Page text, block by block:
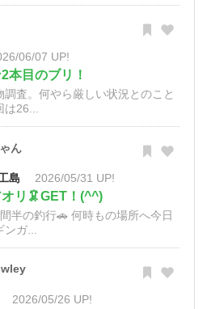
06/07 UP!
本目のブリ！
調査。何やら厳しい状況とのこと
26...
ん
島 2026/05/31 UP!
リ🦑GET！(^^)
半の釣行🚗 何時もの場所へ今日
ガ...
2026/05/26 UP!